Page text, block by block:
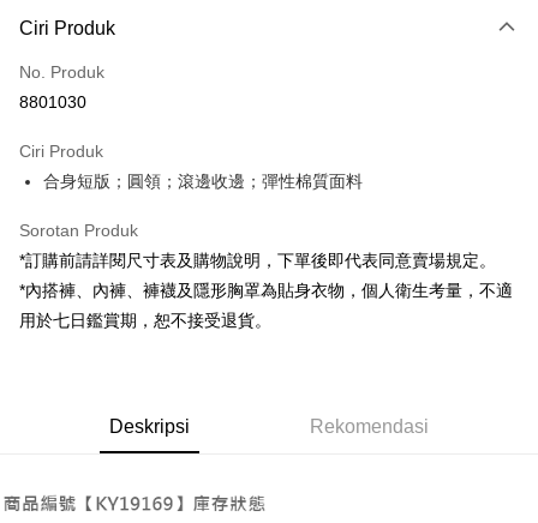
Kad Kredit (Bayaran Penuh)
Pengambilan di Kedai Serbaneka
Apple Pay
Google Pay
OP Pay Later
Deskripsi
pengguna Taiwan Mobile tanpa memerlukan permohonan tambahan.
Later selepas pesanan dibuat. Anda perlu mengesahkan nombor telefon
Pertama, Mengenai Perkhidmatan AFTEE Beli Sekarang Bayar Kemudian
1. Dengan memilih AFTEE sebagai kaedah pembayaran, mesej
2. Anda boleh meneruskan pembayaran selepas pengesahan SMS.
Pemindahan ATM
Pilihan Penghantaran
Ciri Produk
No. Produk
8801030
Ciri Produk
合身短版；圓領；滾邊收邊；彈性棉質面料
Sorotan Produk
*訂購前請詳閱尺寸表及購物說明，下單後即代表同意賣場規定。
*內搭褲、內褲、褲襪及隱形胸罩為貼身衣物，個人衛生考量，不適
用於七日鑑賞期，恕不接受退貨。
Deskripsi Rekomendasi